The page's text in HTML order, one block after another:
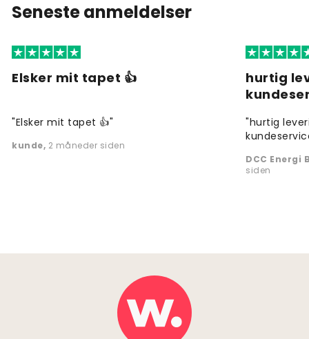
Seneste anmeldelser
Elsker mit tapet 👍
"Elsker mit tapet 👍"
kunde, 2 måneder siden
hurtig
"hurtig
DCC Energi
siden